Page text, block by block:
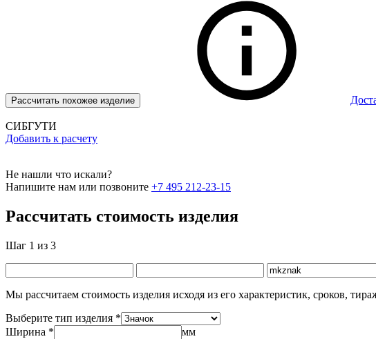
Рассчитать похожее изделие
СИБГУТИ
Добавить к расчету
Не нашли что искали?
Напишите нам или позвоните +7 495 212-23-15
Рассчитать стоимость изделия
Шаг 1 из 3
Мы рассчитаем стоимость изделия исходя из его характеристик, сроков,
Выберите тип изделия *
Ширина *
мм